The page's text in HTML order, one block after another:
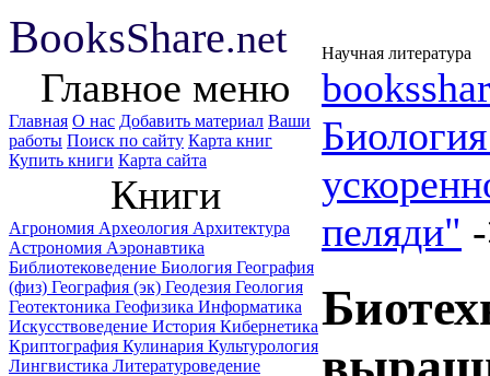
BooksShare.net Научная литература
Главное меню
Главная О нас Добавить материал Ваши
работы Поиск по сайту Карта книг
Купить книги Карта сайта
Книги
Агрономия Археология Архитектура
Астрономия Аэронавтика
Библиотековедение Биология География
(физ) География (эк) Геодезия Геология
Геотектоника Геофизика Информатика
Искусствоведение История Кибернетика
Криптография Кулинария Культурология
Лингвистика Литературоведение
пеляди"